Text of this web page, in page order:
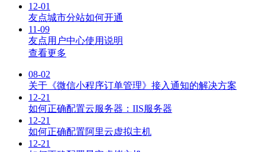
12-01
友点城市分站如何开通
11-09
友点用户中心使用说明
查看更多
08-02
关于《微信小程序订单管理》接入通知的解决方案
12-21
如何正确配置云服务器：IIS服务器
12-21
如何正确配置阿里云虚拟主机
12-21